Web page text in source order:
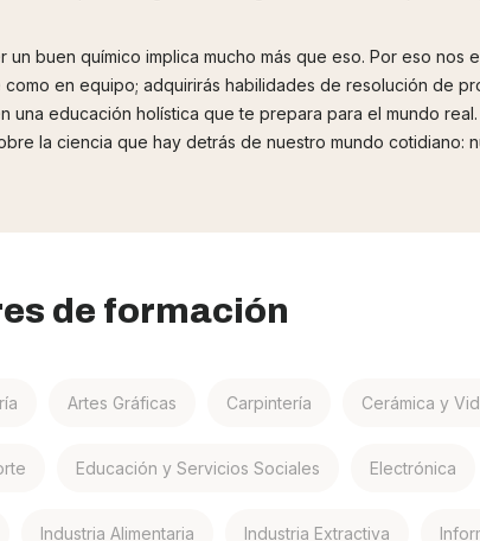
buen químico implica mucho más que eso. Por eso nos
en equipo; adquirirás habilidades de resolución de
educación holística que te prepara para el mundo
la ciencia que hay detrás de nuestro mundo cotidiano:
de formación
Artes Gráficas Carpintería Cerámica y
Educación y Servicios Sociales Electrónica
Industria Alimentaria Industria Extractiva